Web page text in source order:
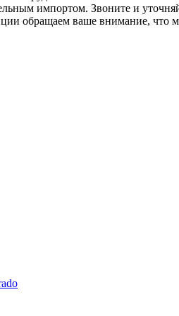
импортом. Звоните и
обращаем ваше внимание, что